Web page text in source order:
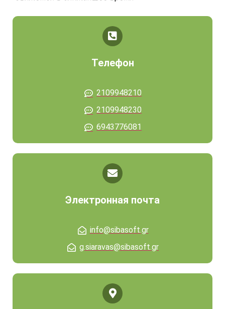
Телефон
2109948210
2109948230
6943776081
Электронная почта
info@sibasoft.gr
g.siaravas@sibasoft.gr